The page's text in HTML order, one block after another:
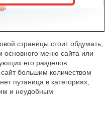
страницы стоит обдумать,
основного меню сайта или
его разделов.
большим количеством
путаница в категориях,
и неудобным